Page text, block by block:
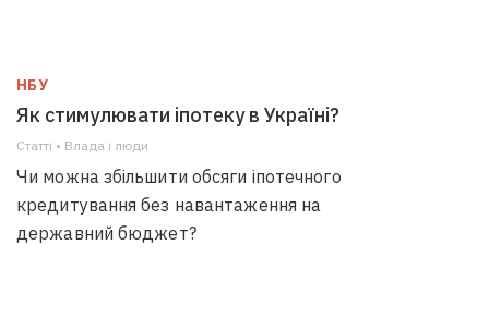
НБУ
Як стимулювати іпотеку в Україні?
Статті • Влада i люди
Чи можна збільшити обсяги іпотечного
кредитування без навантаження на
державний бюджет?